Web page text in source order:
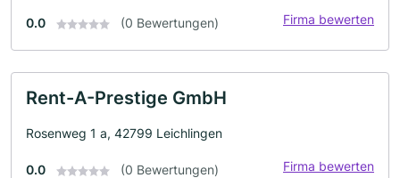
0.0 (0 Bewertungen) Firma bewerten
Rent-A-Prestige GmbH
Rosenweg 1 a, 42799 Leichlingen
0.0 (0 Bewertungen) Firma bewerten